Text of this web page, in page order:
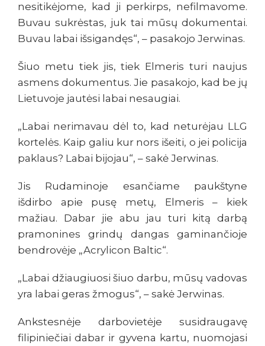
nesitikėjome, kad ji perkirps, nefilmavome.
Buvau sukrėstas, juk tai mūsų dokumentai.
Buvau labai išsigandęs“, – pasakojo Jerwinas.
Šiuo metu tiek jis, tiek Elmeris turi naujus
asmens dokumentus. Jie pasakojo, kad be jų
Lietuvoje jautėsi labai nesaugiai.
„Labai nerimavau dėl to, kad neturėjau LLG
kortelės. Kaip galiu kur nors išeiti, o jei policija
paklaus? Labai bijojau“, – sakė Jerwinas.
Jis Rudaminoje esančiame paukštyne
išdirbo apie pusę metų, Elmeris – kiek
mažiau. Dabar jie abu jau turi kitą darbą
pramonines grindų dangas gaminančioje
bendrovėje „Acrylicon Baltic“.
„Labai džiaugiuosi šiuo darbu, mūsų vadovas
yra labai geras žmogus“, – sakė Jerwinas.
Ankstesnėje darbovietėje susidraugavę
filipiniečiai dabar ir gyvena kartu, nuomojasi